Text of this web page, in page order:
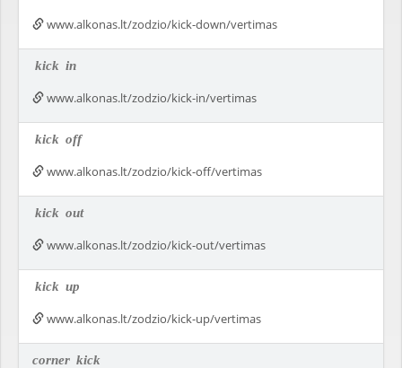
www.alkonas.lt/zodzio/kick-down/vertimas
kick in
www.alkonas.lt/zodzio/kick-in/vertimas
kick off
www.alkonas.lt/zodzio/kick-off/vertimas
kick out
www.alkonas.lt/zodzio/kick-out/vertimas
kick up
www.alkonas.lt/zodzio/kick-up/vertimas
corner kick